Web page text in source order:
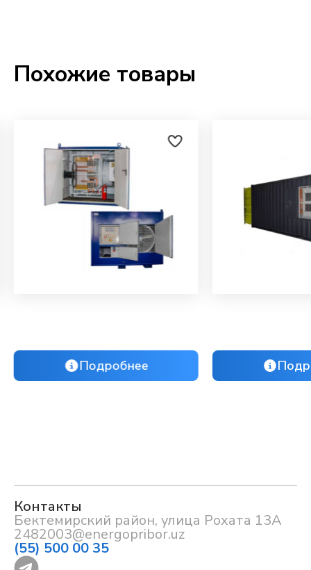
Похожие товары
Подробнее
Контакты
Бектемирский район, улица Рохата 13А
2482003@energopribor.uz
(55) 500 00 35